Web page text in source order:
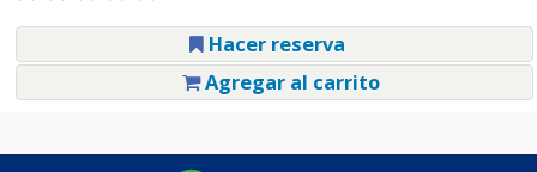
Hacer reserva
Agregar al carrito